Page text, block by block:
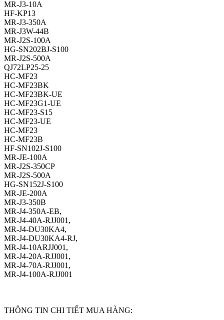
MR-J3-10A
HF-KP13
MR-J3-350A
MR-J3W-44B
MR-J2S-100A
HG-SN202BJ-S100
MR-J2S-500A
QJ72LP25-25
HC-MF23
HC-MF23BK
HC-MF23BK-UE
HC-MF23G1-UE
HC-MF23-S15
HC-MF23-UE
HC-MF23
HC-MF23B
HF-SN102J-S100
MR-JE-100A
MR-J2S-350CP
MR-J2S-500A
HG-SN152J-S100
MR-JE-200A
MR-J3-350B
MR-J4-350A-EB,
MR-J4-40A-RJJ001,
MR-J4-DU30KA4,
MR-J4-DU30KA4-RJ,
MR-J4-10ARJJ001,
MR-J4-20A-RJJ001,
MR-J4-70A-RJJ001,
MR-J4-100A-RJJ001
THÔNG TIN CHI TIẾT MUA HÀNG: